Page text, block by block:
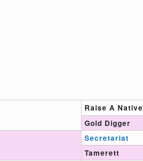
Raise A Native
Gold Digger
Secretariat
Tamerett